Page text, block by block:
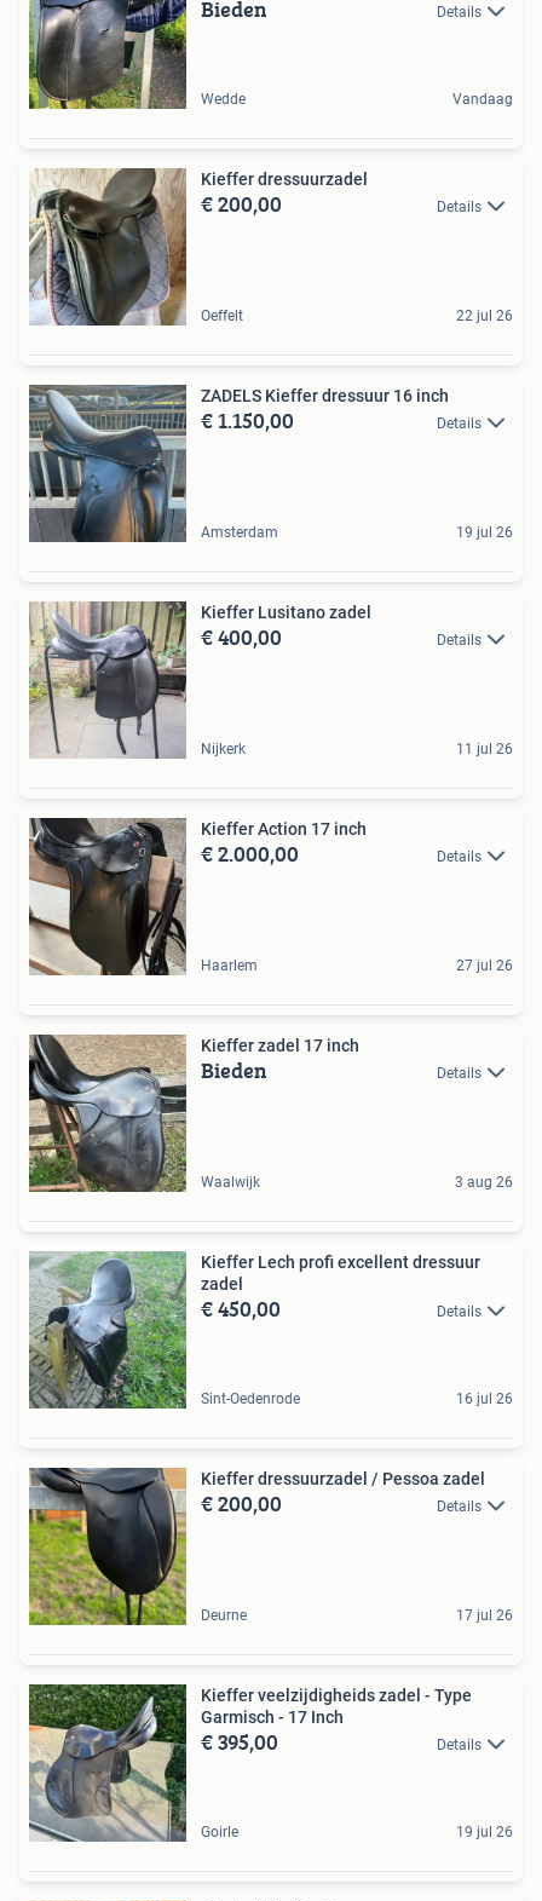
Bieden Details
Wedde Vandaag
Kieffer dressuurzadel
€ 200,00 Details
Oeffelt 22 jul 26
ZADELS Kieffer dressuur 16 inch
€ 1.150,00 Details
Amsterdam 19 jul 26
Kieffer Lusitano zadel
€ 400,00 Details
Nijkerk 11 jul 26
Kieffer Action 17 inch
€ 2.000,00 Details
Haarlem 27 jul 26
Kieffer zadel 17 inch
Bieden Details
Waalwijk 3 aug 26
Kieffer Lech profi excellent dressuur
zadel
€ 450,00 Details
Sint-Oedenrode 16 jul 26
Kieffer dressuurzadel / Pessoa zadel
€ 200,00 Details
Deurne 17 jul 26
Kieffer veelzijdigheids zadel - Type
Garmisch - 17 Inch
€ 395,00 Details
Goirle 19 jul 26